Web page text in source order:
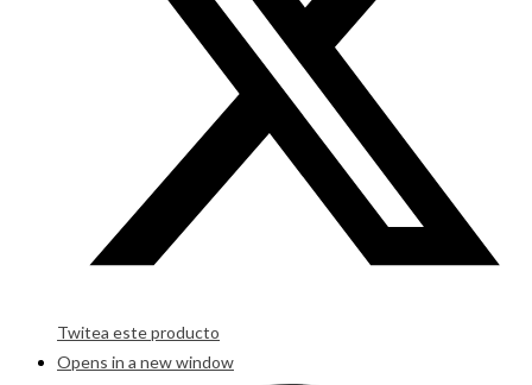
Twitea este producto
Opens in a new window